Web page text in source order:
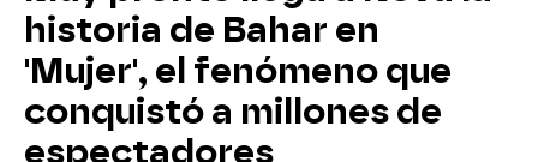
historia de Bahar en
'Mujer', el fenómeno que
conquistó a millones de
espectadores